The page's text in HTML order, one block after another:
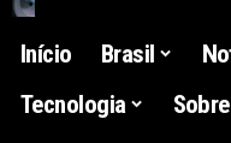
Início Brasil
Tecnologia